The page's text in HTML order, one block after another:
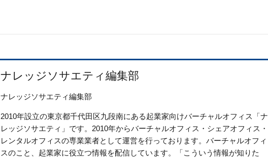
ナレッジソサエティ編集部
ナレッジソサエティ編集部
2010年設立の東京都千代田区九段南にある起業家向けバーチャルオフィス「ナ
レッジソサエティ」です。2010年からバーチャルオフィス・シェアオフィス・
レンタルオフィスの専業業者として運営を行っております。バーチャルオフィ
スのこと、起業家に役立つ情報を配信しています。「こういう情報が知りた